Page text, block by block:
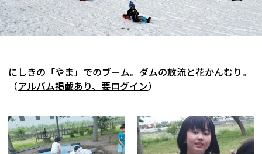
にしきの「やま」でのブーム。ダムの放流と花かんむり。
（アルバム掲載あり、要ログイン）